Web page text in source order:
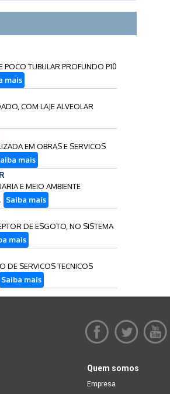
TUBULAR PROFUNDO P10
mais
COM LAJE ALVEOLAR
EM OBRAS E SERVICOS
mais
E MEIO AMBIENTE
Saiba mais
DE ESGOTO, NO SISTEMA
mais
DE SERVICOS TECNICOS
Saiba mais
Quem somos
Empresa